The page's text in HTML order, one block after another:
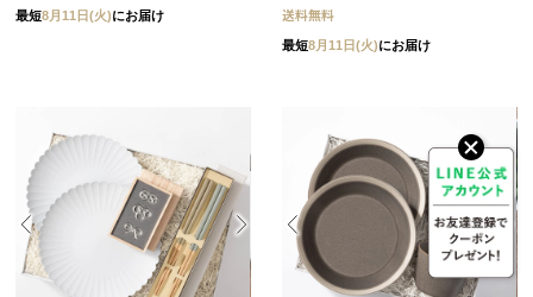
最短8月11日(火)にお届け 送料無料
最短8月11日(火)にお届け